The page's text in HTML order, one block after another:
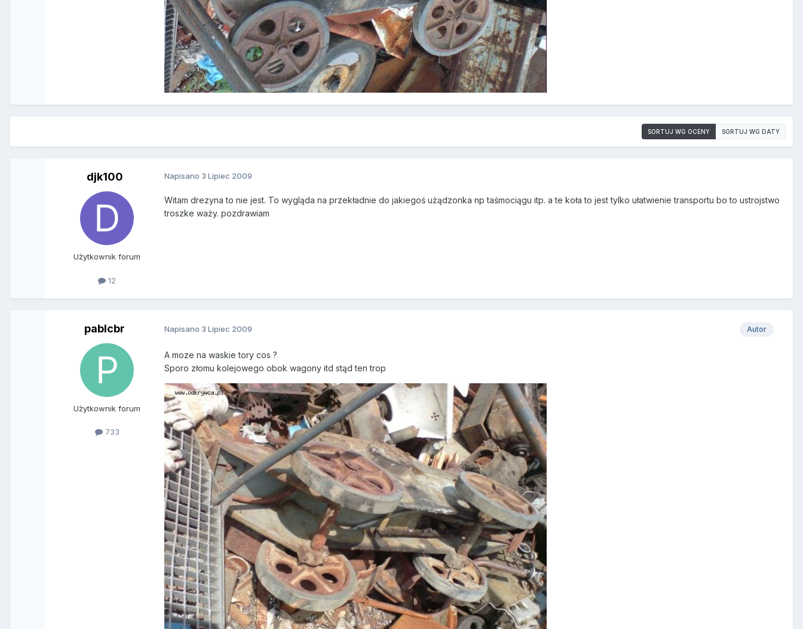
SORTUJ WG OCENY SORTUJ WG DATY
djk100
Użytkownik forum
12
Napisano 3 Lipiec 2009
Witam drezyna to nie jest. To wygląda na przekładnie do jakiegoś użądzonka np taśmociągu itp. a te koła to jest tylko ułatwienie transportu bo to ustrojstwo
troszke waży. pozdrawiam
pablcbr
Użytkownik forum
733
Autor
Napisano 3 Lipiec 2009
A moze na waskie tory cos ?
Sporo złomu kolejowego obok wagony itd stąd ten trop